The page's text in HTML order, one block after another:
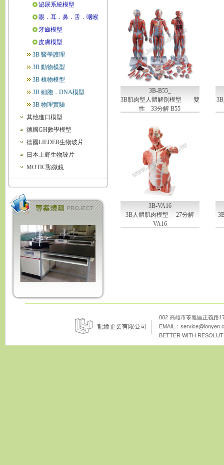
泌尿系統模型
眼．耳．鼻．舌．咽喉
牙齒模型
皮膚模型
3B 醫學護理
3B 動物模型
3B 植物模型
3B 細胞．DNA模型
3B 物理實驗
其他進口模型
德國GH數學模型
德國LIEDER生物玻片
日本上野生物玻片
MOTIC顯微鏡
3B-B55_
3B肌肉型人體解剖模型 雙
性 33分解 B55
3B-VA16
3B人體肌肉模型 27分解
VA16
802 高雄市苓雅區正義
EMAIL：
BETTER WITH